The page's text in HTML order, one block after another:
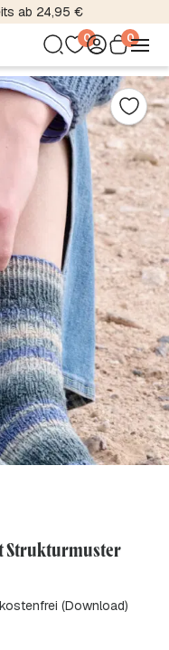
ab 24,95 €
0 0
Strukturmuster
(Download)